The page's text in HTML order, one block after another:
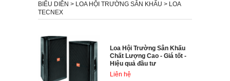
BIỂU DIỄN
LOA HỘI TRƯỜNG SÂN KHẤU
LOA
TECNEX
Loa Hội Trường Sân Khấu
Chất Lượng Cao - Giá tốt -
Hiệu quả đầu tư
Liên hệ